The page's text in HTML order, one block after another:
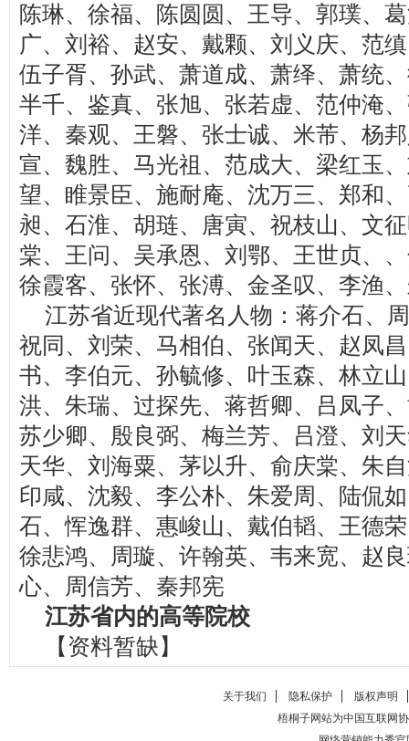
陈琳、徐福、陈圆圆、王导、郭璞、
广、刘裕、赵安、戴颗、刘义庆、范
伍子胥、孙武、萧道成、萧绎、萧统
半千、鉴真、张旭、张若虚、范仲淹
洋、秦观、王磐、张士诚、米芾、杨
宣、魏胜、马光祖、范成大、梁红玉
望、睢景臣、施耐庵、沈万三、郑和
昶、石淮、胡琏、唐寅、祝枝山、文
棠、王问、吴承恩、刘鄂、王世贞、
徐霞客、张怀、张溥、金圣叹、李渔
江苏省近现代著名人物：蒋介石、
祝同、刘荣、马相伯、张闻天、赵凤
书、李伯元、孙毓修、叶玉森、林立
洪、朱瑞、过探先、蒋哲卿、吕凤子
苏少卿、殷良弼、梅兰芳、吕澄、刘
天华、刘海粟、茅以升、俞庆棠、朱
印咸、沈毅、李公朴、朱爱周、陆侃
石、恽逸群、惠峻山、戴伯韬、王德
徐悲鸿、周璇、许翰英、韦来宽、赵
心、周信芳、秦邦宪
江苏省内的高等院校
【资料暂缺】
关于我们 隐私保护
版权声明
梧桐子网站为中国互联网